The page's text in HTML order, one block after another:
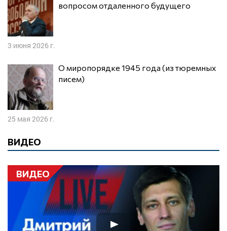
вопросом отдаленного будущего
3 июня 2026 г.
О миропорядке 1945 года (из тюремных
писем)
25 мая 2026 г.
ВИДЕО
ВИДЕО